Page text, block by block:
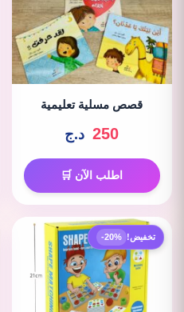
قصص مسلية تعليمية
250 د.ج
اطلب الآن 🛒
تخفيض! -20%